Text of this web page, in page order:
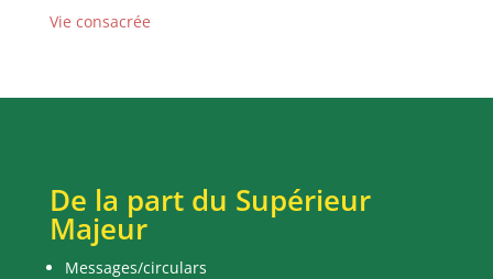
Vie consacrée
De la part du Supérieur
Majeur
Messages/circulars